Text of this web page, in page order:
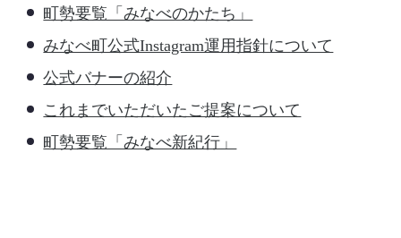
町勢要覧「みなべのかたち」
みなべ町公式Instagram運用指針について
公式バナーの紹介
これまでいただいたご提案について
町勢要覧「みなべ新紀行」